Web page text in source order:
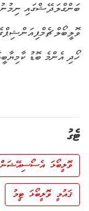
ބަންގްލަދޭޝްގައި
ވޮލީބޯލް
ހޯދި އެންމެ ބޮޑު
ޓެގު
ވޮލީބޯޅަ އެސޯސިއޭޝަން
ޤައުމީ ވޮލީބޯޅަ ޓީމު